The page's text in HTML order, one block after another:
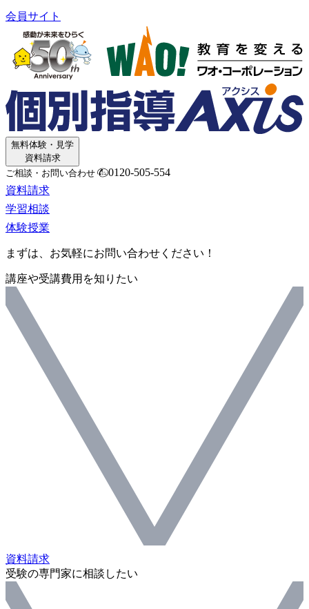
会員サイト
無料体験・見学
資料請求
ご相談・お問い合わせ
0120-505-554
資料請求
学習相談
体験授業
まずは、お気軽にお問い合わせください！
講座や受講費用を知りたい
資料請求
受験の専門家に相談したい